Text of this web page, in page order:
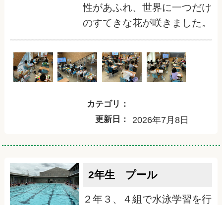
性があふれ、世界に一つだけ
のすてきな花が咲きました。
カテゴリ：
更新日：
2026年7月8日
2年生 プール
２年３、４組で水泳学習を行